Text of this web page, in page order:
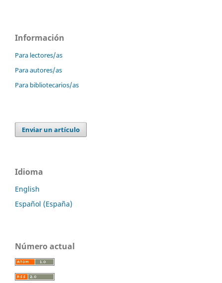
Información
Para lectores/as
Para autores/as
Para bibliotecarios/as
Enviar un artículo
Idioma
English
Español (España)
Número actual